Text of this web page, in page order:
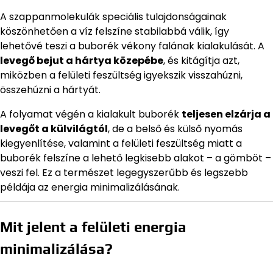
A szappanmolekulák speciális tulajdonságainak
köszönhetően a víz felszíne stabilabbá válik, így
lehetővé teszi a buborék vékony falának kialakulását. A
levegő bejut a hártya közepébe, és kitágítja azt,
miközben a felületi feszültség igyekszik visszahúzni,
összehúzni a hártyát.
A folyamat végén a kialakult buborék teljesen elzárja a
levegőt a külvilágtól, de a belső és külső nyomás
kiegyenlítése, valamint a felületi feszültség miatt a
buborék felszíne a lehető legkisebb alakot – a gömböt –
veszi fel. Ez a természet legegyszerűbb és legszebb
példája az energia minimalizálásának.
Mit jelent a felületi energia
minimalizálása?